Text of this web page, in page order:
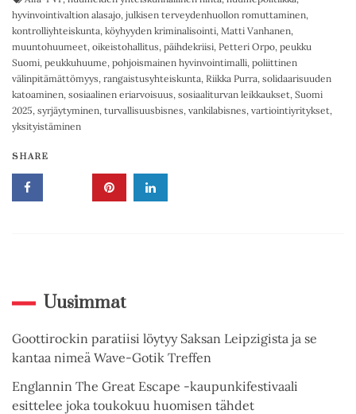
hyvinvointivaltion alasajo, julkisen terveydenhuollon romuttaminen,
kontrolliyhteiskunta, köyhyyden kriminalisointi, Matti Vanhanen,
muuntohuumeet, oikeistohallitus, päihdekriisi, Petteri Orpo, peukku
Suomi, peukkuhuume, pohjoismainen hyvinvointimalli, poliittinen
välinpitämättömyys, rangaistusyhteiskunta, Riikka Purra, solidaarisuuden
katoaminen, sosiaalinen eriarvoisuus, sosiaaliturvan leikkaukset, Suomi
2025, syrjäytyminen, turvallisuusbisnes, vankilabisnes, vartiointiyritykset,
yksityistäminen
SHARE
Uusimmat
Goottirockin paratiisi löytyy Saksan Leipzigista ja se
kantaa nimeä Wave-Gotik Treffen
Englannin The Great Escape -kaupunkifestivaali
esittelee joka toukokuu huomisen tähdet